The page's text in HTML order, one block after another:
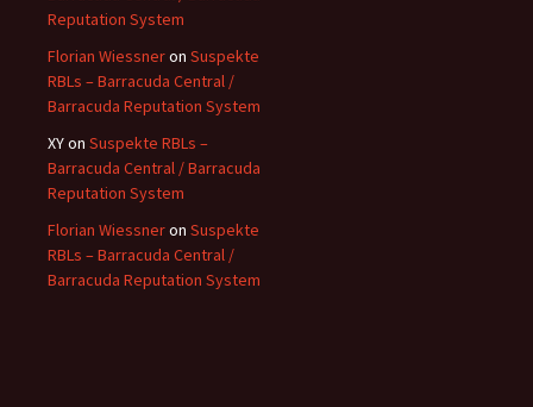
Reputation System
Florian Wiessneron Suspekte
RBLs – Barracuda Central /
Barracuda Reputation System
XYon Suspekte RBLs –
Barracuda Central / Barracuda
Reputation System
Florian Wiessneron Suspekte
RBLs – Barracuda Central /
Barracuda Reputation System